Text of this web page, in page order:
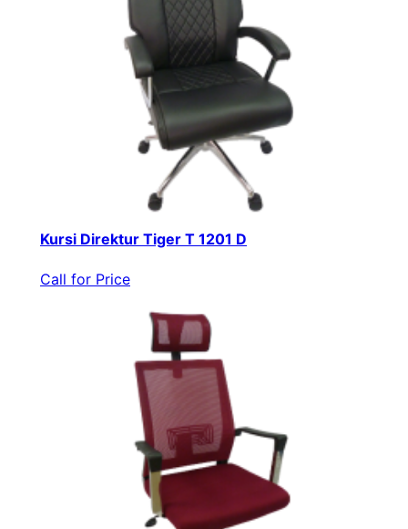
Kursi Direktur Tiger T 1201 D
Call for Price